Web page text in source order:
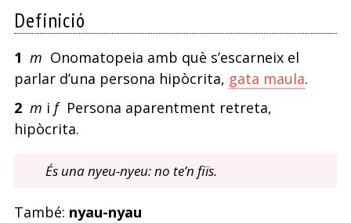
Definició
1 m Onomatopeia amb què s’escarneix el
parlar d’una persona hipòcrita, gata maula.
2 m i fPersona aparentment retreta,
hipòcrita.
És una nyeu-nyeu: no te’n fiïs.
També: nyau-nyau